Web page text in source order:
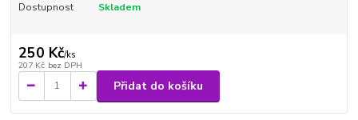
Dostupnost Skladem
250 Kč/ks
207 Kč bez DPH
Přidat do košíku